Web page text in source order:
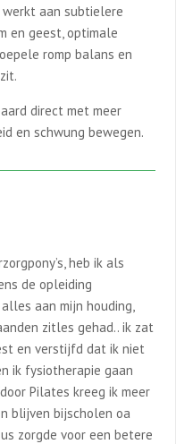
werkt aan subtielere
en geest, optimale
romp balans en
direct met meer
en schwung bewegen.
heb ik als
de opleiding
aan mijn houding,
zitles gehad.. ik zat
en verstijfd dat ik niet
ik fysiotherapie gaan
Pilates kreeg ik meer
blijven bijscholen oa
zorgde voor een betere